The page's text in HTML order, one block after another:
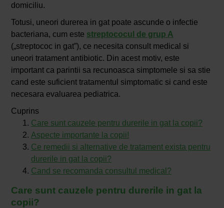
domiciliu.
Totusi, uneori durerea in gat poate ascunde o infectie
bacteriana, cum este streptococul de grup A
(„streptococ in gat”), ce necesita consult medical si
uneori tratament antibiotic. Din acest motiv, este
important ca parintii sa recunoasca simptomele si sa stie
cand este suficient tratamentul simptomatic si cand este
necesara evaluarea pediatrica.
Cuprins
Care sunt cauzele pentru durerile in gat la copii?
Aspecte importante la copii!
Ce remedii si alternative de tratament exista pentru
durerile in gat la copii?
Cand se recomanda consultul medical?
Care sunt cauzele pentru durerile in gat la
copii?